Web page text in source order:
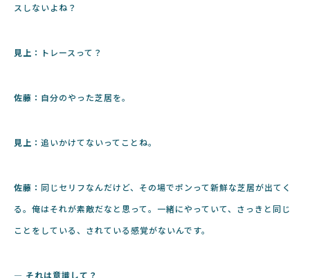
スしないよね？
見上： トレースって？
佐藤： 自分のやった芝居を。
見上： 追いかけてないってことね。
佐藤： 同じセリフなんだけど、その場でポンって新鮮な芝居が出てく
る。俺はそれが素敵だなと思って。一緒にやっていて、さっきと同じ
ことをしている、されている感覚がないんです。
― それは意識して？